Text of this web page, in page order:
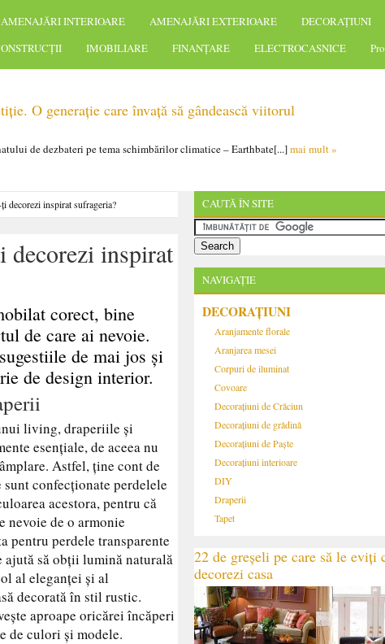
AMENAJĂRI INTERIOARE AMENAJĂRI EXTERIOARE DECORAȚIUNI
IMOBILIARE FINANȚARE ELECTROCASNICE
O generație care învață să gândească viitorul
de dezbateri pe tema schimbărilor climatice – Earthbate[...]mai mult »
decorezi inspirat sufrageria?
decorezi inspirat
corect, bine
de care ai nevoie.
de mai jos și
de design interior.
living, draperiile și
esențiale, de aceea nu
Astfel, ține cont de
confecționate perdelele
acestora, pentru că
nevoie de o armonie
pentru perdele transparente
ajută să obții lumină naturală
al eleganței și al
decorată în stil rustic.
aproape oricărei încăperi
de culori și modele.
CAUTĂ ÎN SITE
NAVIGAȚIE
DECORAȚIUNI
Aranjamente florale
Aranjarea mesei
Corpuri de iluminat
Covoare
Decorațiuni de Crăciun
Decorațiuni de grădină
Decorațiuni de Paște
Decorațiuni interioare
DIY
Draperii
Tapet
22 de greșeli pe care să le eviți
decorezi casa